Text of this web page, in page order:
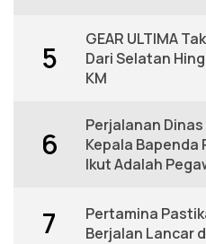
5
GEAR ULTIMA
Dari Selatan
KM
6
Perjalanan
Kepala Bapenda
Ikut Adalah
7
Pertamina
Berjalan Lancar